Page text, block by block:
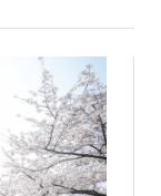
す。笑顔が素
お写真に。ラ
セス抜群で